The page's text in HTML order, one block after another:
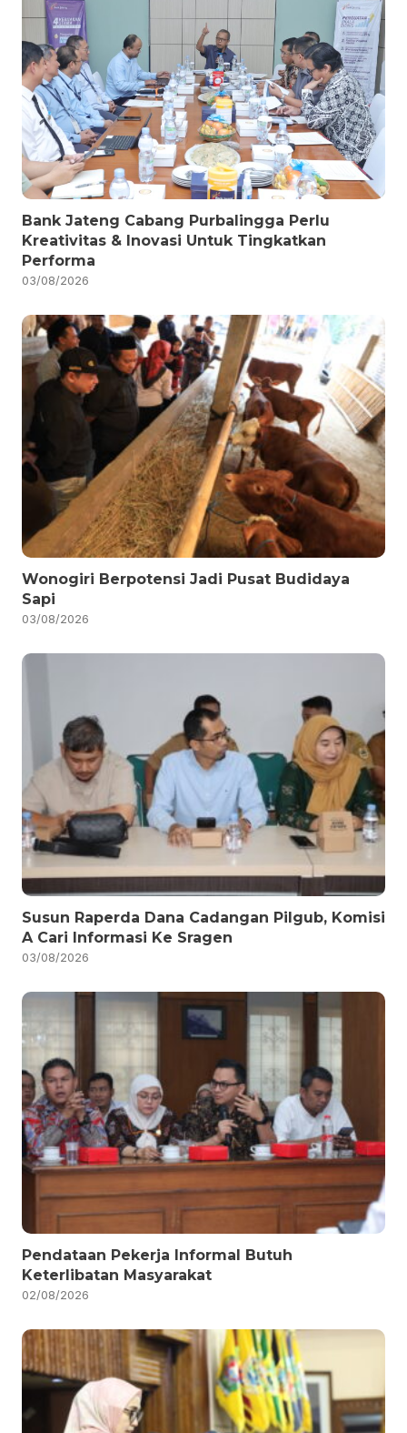
Bank Jateng Cabang Purbalingga Perlu
Kreativitas & Inovasi Untuk Tingkatkan
Performa
03/08/2026
Wonogiri Berpotensi Jadi Pusat Budidaya
Sapi
03/08/2026
Susun Raperda Dana Cadangan Pilgub, Komisi
A Cari Informasi Ke Sragen
03/08/2026
Pendataan Pekerja Informal Butuh
Keterlibatan Masyarakat
02/08/2026